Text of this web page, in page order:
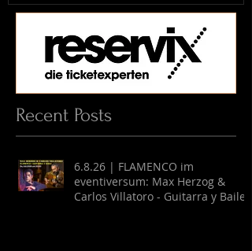
Recent Posts
6.8.26 | FLAMENCO im
eventiversum: Max Herzog &
Carlos Villatoro - Guitarra y Baile